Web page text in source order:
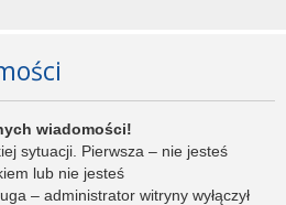
wiadomości!
sytuacji. Pierwsza – nie jesteś
lub nie jesteś
– administrator witryny wyłączył